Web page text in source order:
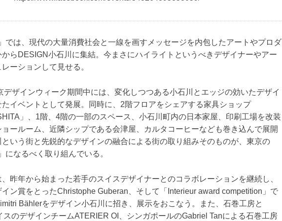
では、現代の大量消費社会と一線を画すメッセージを内包したアートやプロダ
からDESIGN小石川に集結。今まさにハイライトというべきデザイナーやアー
ーションして見せる。
デザインウィーク期間中には、変化しつつある小石川とエッジの効いたデザイ
たイベントとして発展。同時に、2階フロアをシェアする家具ショップ
」、1階、4階の一部のスペース、小石川町内の日本家屋、印刷工場を改装
ョールーム、近隣シップである会津屋、カルタコーヒーなども巻き込んで展開
という街と先鋭的なデザインの融合による街の取り組みそのものが、東京の
になるべく取り組んでいる。
昨年から始まった若手のスイスデザイナーとのコラボレーションを継続し、
ン賞をとったChristophe Guberan、そして「Interieur award competition」で
Bählerをデザイン小石川に招き、展示をおこなう。また、石巻工房と
スのデザインチームATERIER OI、シンガポールのGabriel Tanによる石巻工房